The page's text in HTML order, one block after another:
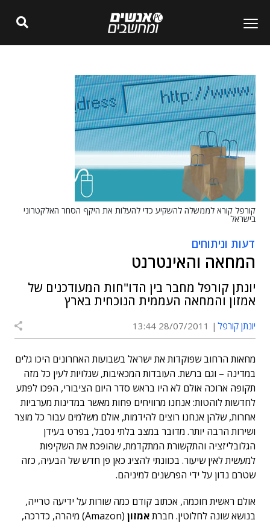
קורפל קורא לממשלה להשקיע כדי להעלות את היקף הסחר האלקטרוני
בישראל
דעות וניתוחים
המחאה והאינטרנט
יונתן קורפל מחבר בין הדו"חות המעודכנים של
אמזון והמחאה העממית הנוכחית בארץ
יונתן קורפל 28/07/2011 13:44
מחאות הרחוב שפוקדות את ישראל בשבועות האחרונים היכו גלים
במדינה – וגם ברשת. העובדות המכאיבות, שגלויות לעין כל מזה
תקופה ארוכה אולם לא היו בראש סדר היום הציבורי, הפכו לפתע
לחדשות לוהטות: אנחנו מרוויחים פחות מאשר במדינות מערביות
אחרות, שלהן אנחנו רוצים להידמות, אולם משלמים עבור כל מוצר
ושירות הרבה יותר. מדובר במצב בלתי נסבל, בפרט בעידן
הגלובליזציה והתקשורת המתקדמת, שהופכת את השקיפות
למעשית לאין שיעור. בכוונתי להציג כאן פן חדש של הבעיה, כזה
שטרם נדון על ידי הפרשנים למיניהם.
אולם ראשית חוכמה, אכתוב קודם כמה שורות על ידיעה טרייה,
בנושא שונה לחלוטין. חברתאמזון
(Amazon) מיהרה, כדרכה,